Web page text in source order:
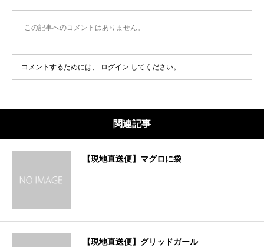
この記事へのコメントはありません。
コメントするためには、 ログイン してください。
関連記事
【現地直送便】マグロに袋
【現地直送便】グリッドガール